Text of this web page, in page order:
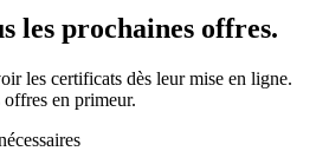
les prochaines offres.
les certificats dès leur mise en ligne.
en primeur.